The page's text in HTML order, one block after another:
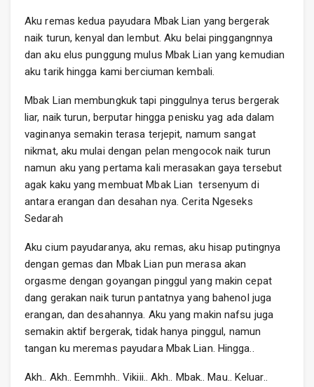
Aku remas kedua payudara Mbak Lian yang bergerak
naik turun, kenyal dan lembut. Aku belai pinggangnnya
dan aku elus punggung mulus Mbak Lian yang kemudian
aku tarik hingga kami berciuman kembali.
Mbak Lian membungkuk tapi pinggulnya terus bergerak
liar, naik turun, berputar hingga penisku yag ada dalam
vaginanya semakin terasa terjepit, namum sangat
nikmat, aku mulai dengan pelan mengocok naik turun
namun aku yang pertama kali merasakan gaya tersebut
agak kaku yang membuat Mbak Lian tersenyum di
antara erangan dan desahan nya. Cerita Ngeseks
Sedarah
Aku cium payudaranya, aku remas, aku hisap putingnya
dengan gemas dan Mbak Lian pun merasa akan
orgasme dengan goyangan pinggul yang makin cepat
dang gerakan naik turun pantatnya yang bahenol juga
erangan, dan desahannya. Aku yang makin nafsu juga
semakin aktif bergerak, tidak hanya pinggul, namun
tangan ku meremas payudara Mbak Lian. Hingga..
Akh.. Akh.. Eemmhh.. Vikiii.. Akh.. Mbak.. Mau.. Keluar..